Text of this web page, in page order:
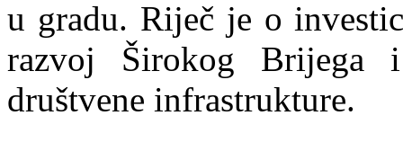
u gradu. Riječ je o
razvoj Širokog Brijega
društvene infrastrukture.